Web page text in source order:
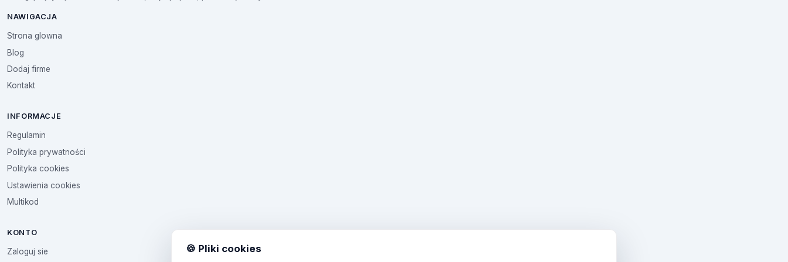
NAWIGACJA
Strona glowna
Blog
Dodaj firme
Kontakt
INFORMACJE
Regulamin
Polityka prywatności
Polityka cookies
Ustawienia cookies
Multikod
KONTO
Zaloguj sie 🍪 Pliki cookies